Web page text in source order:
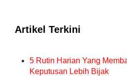
Artikel Terkini
5 Rutin Harian Yang
Keputusan Lebih Bijak